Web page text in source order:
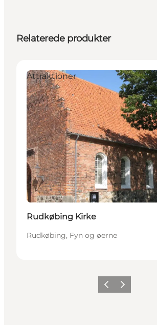
Relaterede produkter
Attraktioner
Rudkøbing Kirke
Rudkøbing, Fyn og øerne
ForrigeNæste